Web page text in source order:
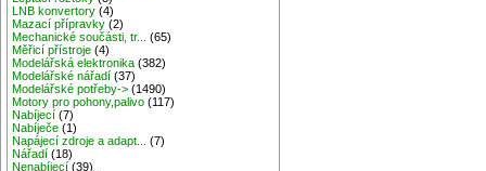
LNB konvertory (4)
Mazací přípravky (2)
Mechanické součásti, tr...
(65)
Měřicí přístroje (4)
Modelářská elektronika (382)
Modelářské nářadí (37)
Modelářské potřeby-> (1490)
Motory pro pohony,palivo (117)
Nabíjecí (7)
Nabíječe (1)
Napájecí zdroje a adapt...
(7)
Nářadí (18)
Nenabíjecí (39)